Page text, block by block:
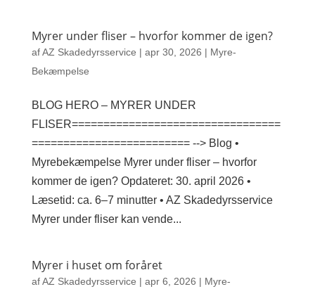
Myrer under fliser – hvorfor kommer de igen?
afAZ Skadedyrsservice | apr 30, 2026 | Myre-
Bekæmpelse
BLOG HERO – MYRER UNDER
FLISER=================================
========================= --> Blog •
Myrebekæmpelse Myrer under fliser – hvorfor
kommer de igen? Opdateret: 30. april 2026 •
Læsetid: ca. 6–7 minutter • AZ Skadedyrsservice
Myrer under fliser kan vende...
Myrer i huset om foråret
afAZ Skadedyrsservice | apr 6, 2026 | Myre-